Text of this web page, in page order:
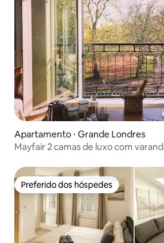
Apartamento ⋅ Grande Londres
Mayfair 2 camas de luxo com
Preferido dos hóspedes
Preferido dos hóspedes